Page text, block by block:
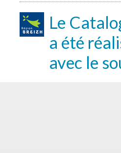
Le
a été
avec le